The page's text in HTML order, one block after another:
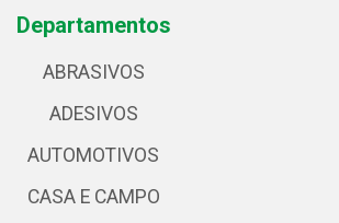
Departamentos
ABRASIVOS
ADESIVOS
AUTOMOTIVOS
CASA E CAMPO